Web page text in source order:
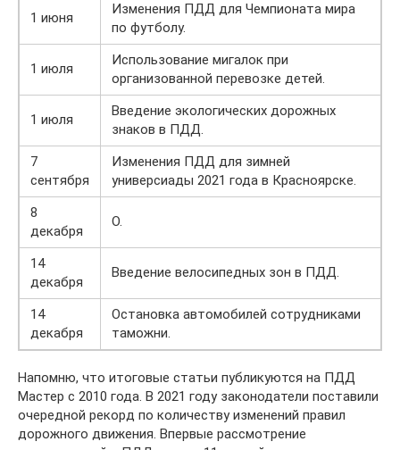
1 июня
Изменения ПДД для Чемпионата мира
по футболу.
1 июля
Использование мигалок при
организованной перевозке детей.
1 июля
Введение экологических дорожных
знаков в ПДД.
7
сентября
Изменения ПДД для зимней
универсиады 2021 года в Красноярске.
8
декабря
О.
14
декабря
Введение велосипедных зон в ПДД.
14
декабря
Остановка автомобилей сотрудниками
таможни.
Напомню, что итоговые статьи публикуются на ПДД
Мастер с 2010 года. В 2021 году законодатели поставили
очередной рекорд по количеству изменений правил
дорожного движения. Впервые рассмотрение